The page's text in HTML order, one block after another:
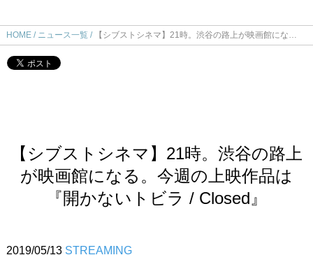
HOME ニュース一覧 【シブストシネマ】21時。渋谷の路上が映画館になる。今週の上映作品は『開かないトビラ / Closed』
【シブストシネマ】21時。渋谷の路上
が映画館になる。今週の上映作品は
『開かないトビラ / Closed』
2019/05/13 STREAMING